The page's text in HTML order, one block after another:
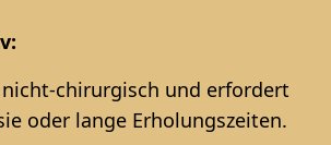
chirurgisch und erfordert
oder lange Erholungszeiten.